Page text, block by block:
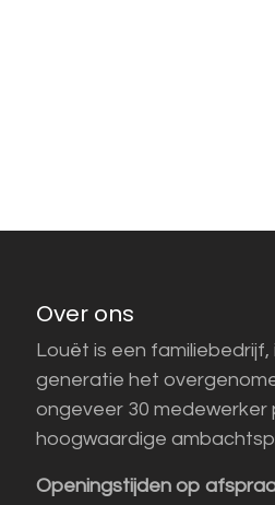
Over ons
Louët is een
generatie het
ongeveer 30 medewerker
hoogwaardige
Openingstijden op